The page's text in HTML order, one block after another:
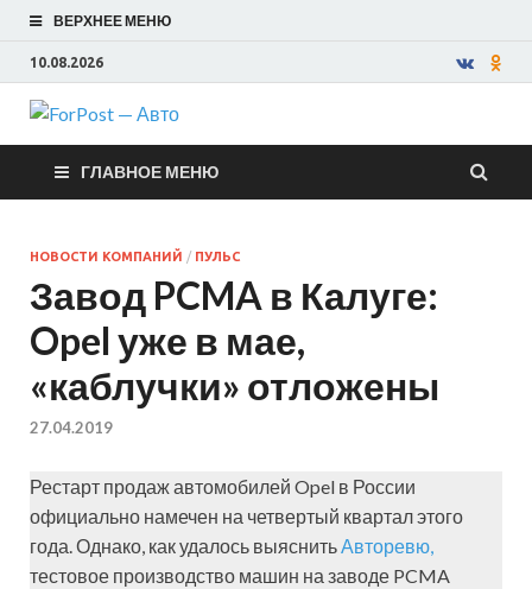
ВЕРХНЕЕ МЕНЮ
10.08.2026
ForPost —
Авто
ГЛАВНОЕ МЕНЮ
НОВОСТИ КОМПАНИЙ / ПУЛЬС
Завод PCMA в Калуге:
Opel уже в мае,
«каблучки» отложены
27.04.2019
Рестарт продаж автомобилей Opel в России
официально намечен на четвертый квартал этого
года. Однако, как удалось выяснитьАвторевю,
тестовое производство машин на заводе PCMA